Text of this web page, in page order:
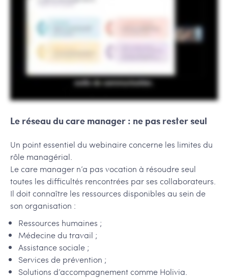
Le réseau du care manager : ne pas rester seul
Un point essentiel du webinaire concerne les limites du
rôle managérial.
Le care manager n’a pas vocation à résoudre seul
toutes les difficultés rencontrées par ses collaborateurs.
Il doit connaître les ressources disponibles au sein de
son organisation :
Ressources humaines ;
Médecine du travail ;
Assistance sociale ;
Services de prévention ;
Solutions d’accompagnement comme Holivia.